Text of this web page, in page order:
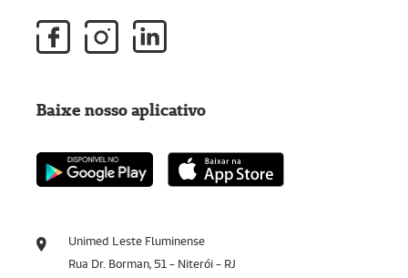
Unimed Leste Fluminense
Rua Dr. Borman, 51 - Niterói - RJ
Baixe nosso aplicativo